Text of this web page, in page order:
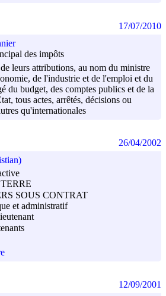
des impôts
leurs attributions, au nom du ministre
de l'industrie et de l'emploi et du
du budget, des comptes publics et de la
tous actes, arrêtés, décisions ou
qu'internationales
17/07/2010
SOUS CONTRAT
et administratif
26/04/2002
12/09/2001